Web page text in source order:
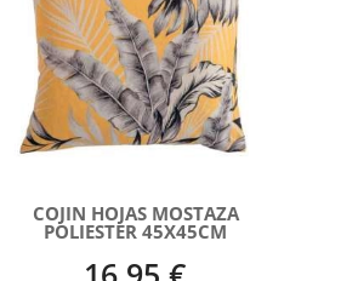
COJIN HOJAS MOSTAZA
POLIESTER 45X45CM